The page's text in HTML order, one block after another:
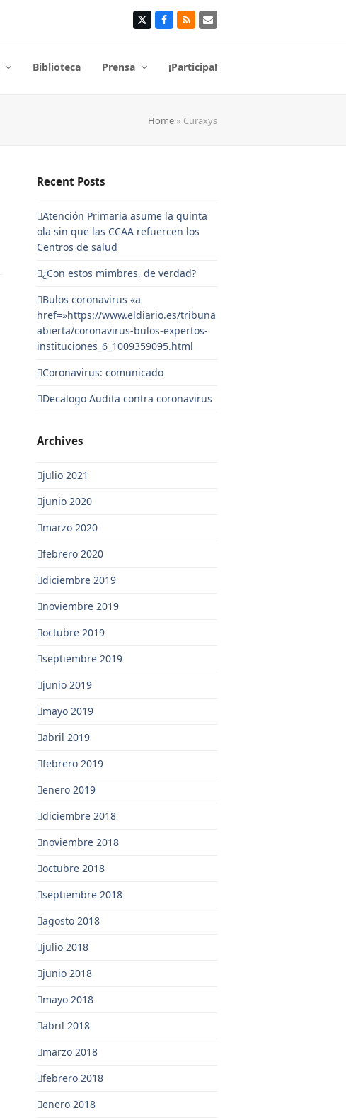
TwitterFacebook
RSS Correo
Biblioteca Prensa ¡Participa!
Home » Curaxys
Recent Posts
Atención Primaria asume la quinta
ola sin que las CCAA refuercen los
Centros de salud
¿Con estos mimbres, de verdad?
Bulos coronavirus «a
href=»https://www.eldiario.es/tribuna
abierta/coronavirus-bulos-expertos-
instituciones_6_1009359095.html
Coronavirus: comunicado
Decalogo Audita contra coronavirus
Archives
julio 2021
junio 2020
marzo 2020
febrero 2020
diciembre 2019
noviembre 2019
octubre 2019
septiembre 2019
junio 2019
mayo 2019
abril 2019
febrero 2019
enero 2019
diciembre 2018
noviembre 2018
octubre 2018
septiembre 2018
agosto 2018
julio 2018
junio 2018
mayo 2018
abril 2018
marzo 2018
febrero 2018
enero 2018